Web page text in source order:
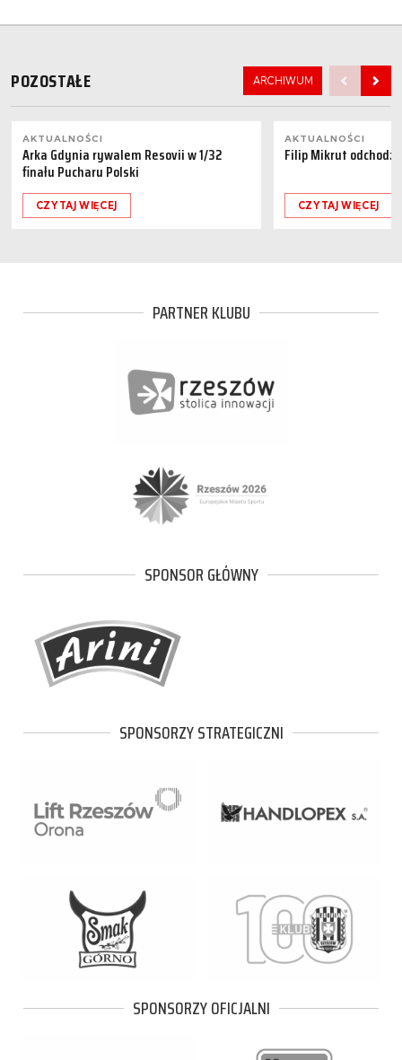
POZOSTAŁE ARCHIWUM
AKTUALNOŚCI
Arka Gdynia rywalem Resovii w 1/32
finału Pucharu Polski
CZYTAJ WIĘCEJ
AKTUALNOŚCI
Filip Mikrut
CZYTAJ WIĘCEJ
PARTNER KLUBU
SPONSOR GŁÓWNY
SPONSORZY STRATEGICZNI
SPONSORZY OFICJALNI